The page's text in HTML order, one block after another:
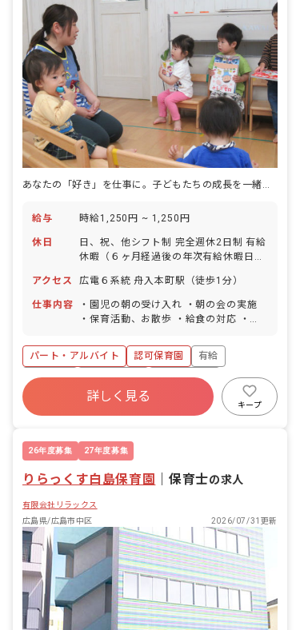
あなたの「好き」を仕事に。子どもたちの成長を一緒に見守りませんか？
給与 時給1,250円 ~ 1,250円
休日
日、祝、他シフト制 完全週休2日制 有給
休暇（６ヶ月経過後の年次有給休暇日数
アクセス
広電６系統 舟入本町駅（徒歩1分）
仕事内容
・園児の朝の受け入れ ・朝の会の実施
・保育活動、お散歩 ・給食の対応 ・午
対応 ■園児年齢層：0～5歳児
パート・アルバイト 認可保育園
有給
車通勤可
駅近5分以内
週2.3日~OK
託児所・保育支援あり
詳しく見る
キープ
26年度募集 27年度募集
りらっくす白島保育園 ｜保育士の求人
有限会社リラックス
広島県/広島市中区
2026/07/31更新